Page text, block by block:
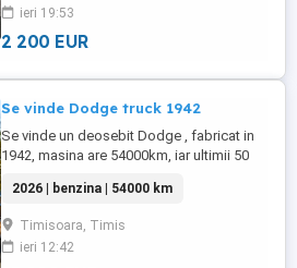
ieri 19:53
2 200 EUR
Se vinde Dodge truck 1942
Se vinde un deosebit Dodge , fabricat in
1942, masina are 54000km, iar ultimii 50
fost avut un singur proprietar. Este o
masina deosebita si seprezinta in conditii
deosebit de bune . Cei interesati ma pot
apela la tel
2026 | benzina | 54000 km
Timisoara, Timis
ieri 12:42